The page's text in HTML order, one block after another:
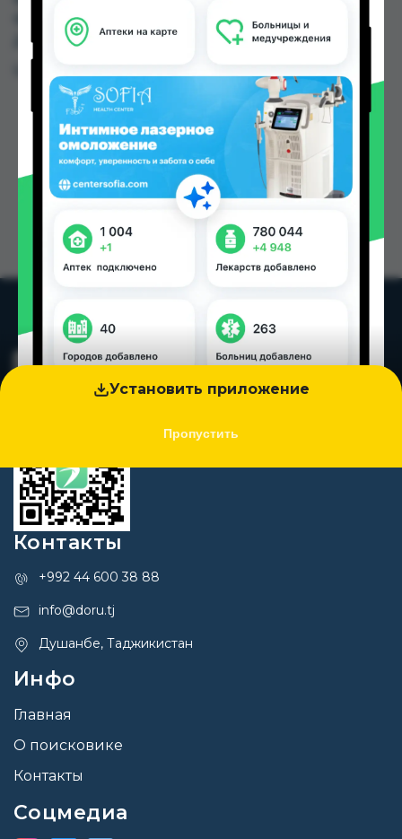
Установить приложение
Пропустить
Фарма по цене от 10.00 TJS до 50.00 TJS в
Душанбе и других городах Таджикистана
Контакты
+992 44 600 38 88
info@doru.tj
Душанбе, Таджикистан
Инфо
Главная
О поисковике
Контакты
Соцмедиа